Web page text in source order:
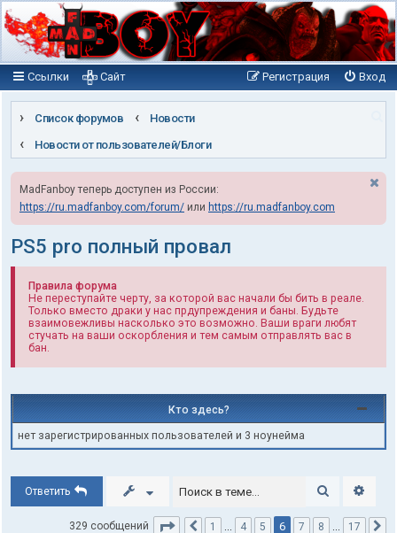
Ссылки Вход
Регистрация
Сайт
Список форумов
Новости
Новости от пользователей/Блоги
MadFanboy теперь доступен из России:
https://ru.madfanboy.com/forum/ или https://ru.madfanboy.com
PS5 pro полный провал
Правила форума
Не переступайте черту, за которой вас начали бы бить в реале.
Только вместо драки у нас прдупреждения и баны. Будьте
взаимовежливы насколько это возможно. Ваши враги любят
стучать на ваши оскорбления и тем самым отправлять вас в
бан.
Кто здесь?
нет зарегистрированных пользователей и 3 ноунейма
Ответить Поиск
329 сообщений Страница из 17
Пред.
1 … 4 5 6 7 8 … 17